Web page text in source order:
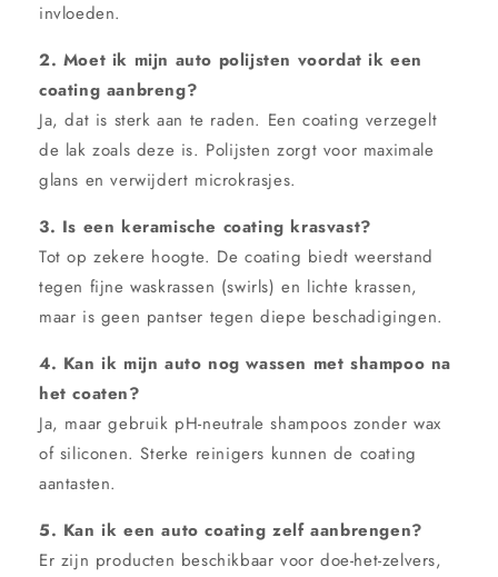
invloeden.
2. Moet ik mijn auto polijsten voordat ik een
coating aanbreng?
Ja, dat is sterk aan te raden. Een coating verzegelt
de lak zoals deze is. Polijsten zorgt voor maximale
glans en verwijdert microkrasjes.
3. Is een keramische coating krasvast?
Tot op zekere hoogte. De coating biedt weerstand
tegen fijne waskrassen (swirls) en lichte krassen,
maar is geen pantser tegen diepe beschadigingen.
4. Kan ik mijn auto nog wassen met shampoo na
het coaten?
Ja, maar gebruik pH-neutrale shampoos zonder wax
of siliconen. Sterke reinigers kunnen de coating
aantasten.
5. Kan ik een auto coating zelf aanbrengen?
Er zijn producten beschikbaar voor doe-het-zelvers,